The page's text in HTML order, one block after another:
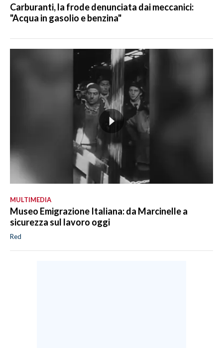
Carburanti, la frode denunciata dai meccanici:
"Acqua in gasolio e benzina"
MULTIMEDIA
Museo Emigrazione Italiana: da Marcinelle a
sicurezza sul lavoro oggi
Red